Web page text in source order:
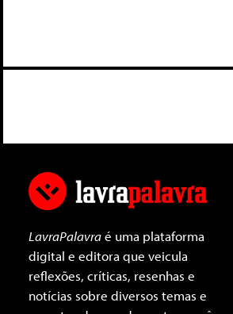
LavraPalavraé uma plataforma
digital e editora que veicula
reflexões, críticas, resenhas e
notícias sobre diversos temas e